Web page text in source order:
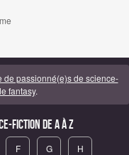
de passionné(e)s de science-
fantasy.
fiction de A à Z
F G H